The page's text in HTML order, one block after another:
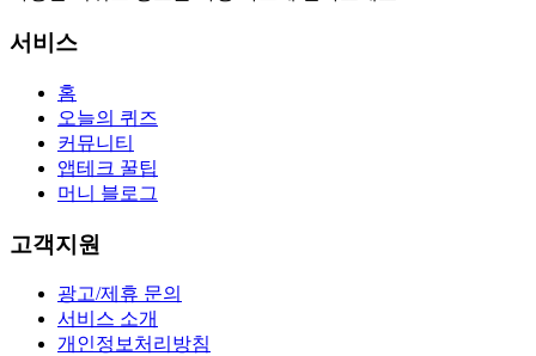
서비스
홈
오늘의 퀴즈
커뮤니티
앱테크 꿀팁
머니 블로그
고객지원
광고/제휴 문의
서비스 소개
개인정보처리방침